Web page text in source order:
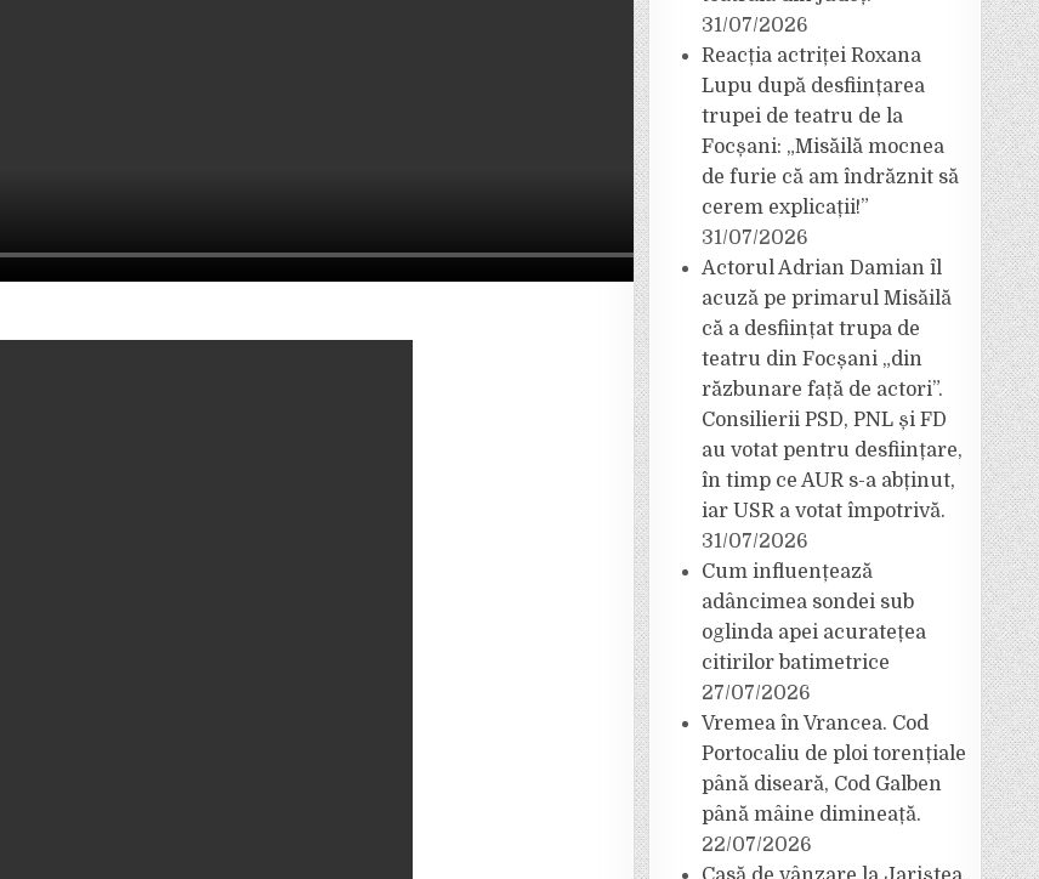
31/07/2026
Reacția actriței Roxana
Lupu după desființarea
trupei de teatru de la
Focșani: „Misăilă mocnea
de furie că am îndrăznit să
cerem explicații!”
31/07/2026
Actorul Adrian Damian îl
acuză pe primarul Misăilă
că a desființat trupa de
teatru din Focșani „din
răzbunare față de actori”.
Consilierii PSD, PNL și FD
au votat pentru desființare,
în timp ce AUR s-a abținut,
iar USR a votat împotrivă.
31/07/2026
Cum influențează
adâncimea sondei sub
oglinda apei acuratețea
citirilor batimetrice
27/07/2026
Vremea în Vrancea. Cod
Portocaliu de ploi torențiale
până diseară, Cod Galben
până mâine dimineață.
22/07/2026